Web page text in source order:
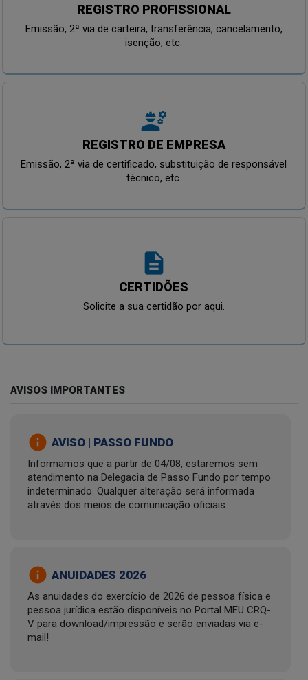
REGISTRO PROFISSIONAL
Emissão, 2ª via de carteira, transferência, cancelamento,
isenção, etc.
engineering
REGISTRO DE EMPRESA
Emissão, 2ª via de certificado, substituição de responsável
técnico, etc.
description
CERTIDÕES
Solicite a sua certidão por aqui.
AVISOS IMPORTANTES
info AVISO | PASSO FUNDO
Informamos que a partir de 04/08, estaremos sem
atendimento na Delegacia de Passo Fundo por tempo
indeterminado. Qualquer alteração será informada
através dos meios de comunicação oficiais.
info ANUIDADES 2026
As anuidades do exercício de 2026 de pessoa física e
pessoa jurídica estão disponíveis no Portal MEU CRQ-
V para download/impressão e serão enviadas via e-
mail!